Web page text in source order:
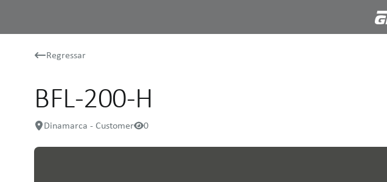
Regressar
BFL-200-H
Dinamarca - Customer 0